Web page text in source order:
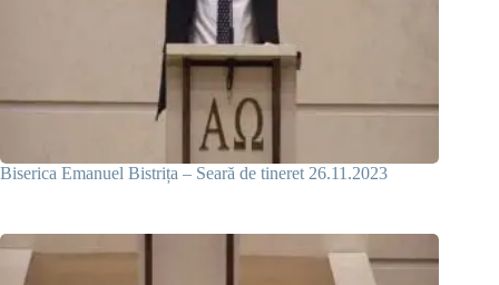
Biserica Emanuel Bistrița – Seară de tineret 26.11.2023